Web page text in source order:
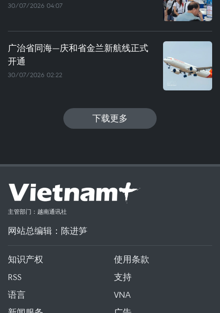
30/07/2026 04:07
广治省同海—庆和省金兰新航线正式
开通
30/07/2026 02:22
下载更多
主管部门：越南通讯社
网站总编辑：陈进笋
知识产权
使用条款
RSS
支持
语言
VNA